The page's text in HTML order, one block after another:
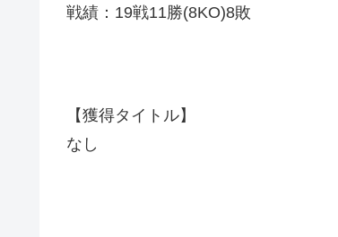
戦績：19戦11勝(8KO)8敗
【獲得タイトル】
なし